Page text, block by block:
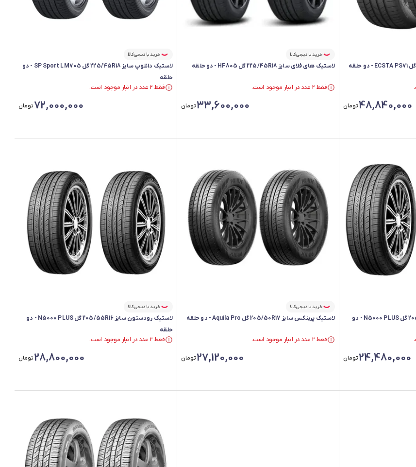
48,840,000تومان
خرید با دیجی‌کالا
لاستیک های فلای سایز 225/45R18 گل HF805 - دو حلقه
فقط ۲ عدد در انبار موجود است.
33,600,000تومان
خرید با دیجی‌کالا
لاستیک دانلوپ سایز 225/45R18 گل SP Sport LM705 - دو
حلقه
فقط ۲ عدد در انبار موجود است.
72,000,000تومان
لاستیک رودستون سایز 205/60R14 گل N5000 PLUS - دو
24,480,000تومان
خرید با دیجی‌کالا
لاستیک پرینکس سایز 205/50R17 گل Aquila Pro - دو حلقه
فقط ۲ عدد در انبار موجود است.
27,120,000تومان
خرید با دیجی‌کالا
لاستیک رودستون سایز 205/55R16 گل N5000 PLUS - دو
حلقه
فقط ۲ عدد در انبار موجود است.
28,800,000تومان